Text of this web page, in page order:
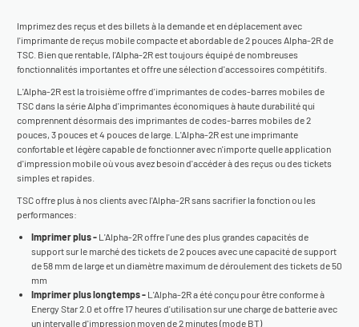
Imprimez des reçus et des billets à la demande et en déplacement avec
l'imprimante de reçus mobile compacte et abordable de 2 pouces Alpha-2R de
TSC. Bien que rentable, l'Alpha-2R est toujours équipé de nombreuses
fonctionnalités importantes et offre une sélection d'accessoires compétitifs.
L'Alpha-2R est la troisième offre d'imprimantes de codes-barres mobiles de
TSC dans la série Alpha d'imprimantes économiques à haute durabilité qui
comprennent désormais des imprimantes de codes-barres mobiles de 2
pouces, 3 pouces et 4 pouces de large. L'Alpha-2R est une imprimante
confortable et légère capable de fonctionner avec n'importe quelle application
d'impression mobile où vous avez besoin d'accéder à des reçus ou des tickets
simples et rapides.
TSC offre plus à nos clients avec l'Alpha-2R sans sacrifier la fonction ou les
performances:
Imprimer plus - L'Alpha-2R offre l'une des plus grandes capacités de
support sur le marché des tickets de 2 pouces avec une capacité de support
de 58 mm de large et un diamètre maximum de déroulement des tickets de 50
mm
Imprimer plus longtemps - L'Alpha-2R a été conçu pour être conforme à
Energy Star 2.0 et offre 17 heures d'utilisation sur une charge de batterie avec
un intervalle d'impression moyen de 2 minutes (mode BT)